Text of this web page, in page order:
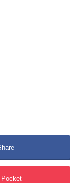
Pocket